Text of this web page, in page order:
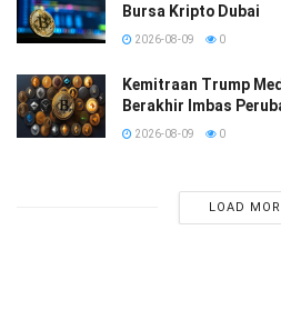
Bursa Kripto Dubai
2026-08-09 0
Kemitraan Trump
Berakhir Imbas
2026-08-09 0
LOAD